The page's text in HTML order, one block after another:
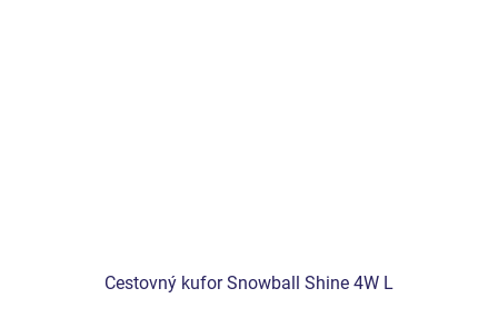
Cestovný kufor Snowball Shine 4W L